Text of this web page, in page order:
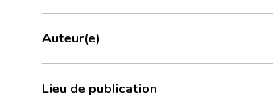
Auteur(e)
Lieu de publication